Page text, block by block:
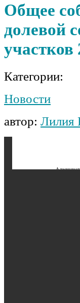
Общее
долевой
участков
Категории:
Новости
автор: Лилия